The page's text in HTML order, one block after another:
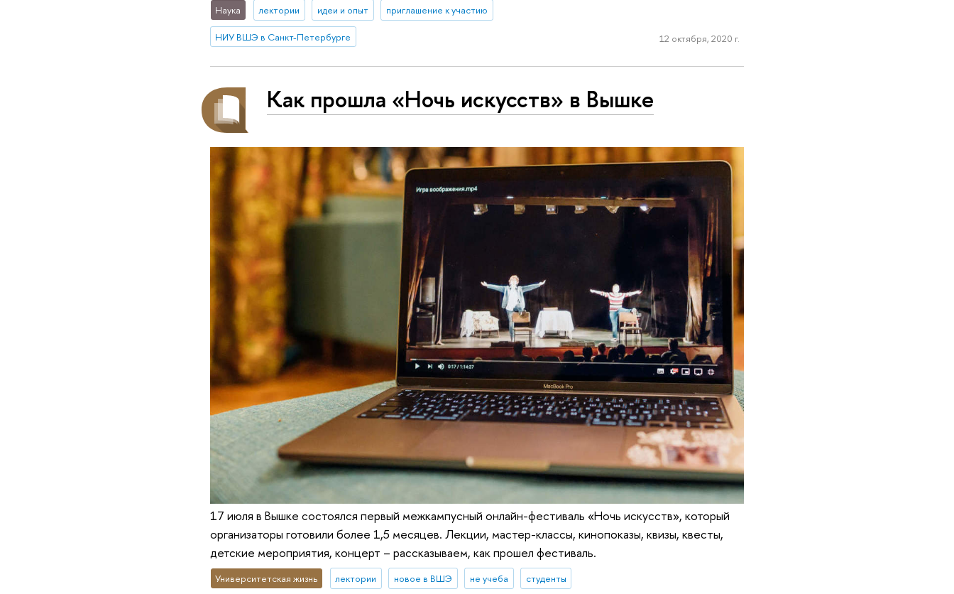
Наука лектории идеи и опыт приглашение к участию
НИУ ВШЭ в Санкт-Петербурге 12 октября, 2020 г.
Как прошла «Ночь искусств» в Вышке
17 июля в Вышке состоялся первый межкампусный онлайн-фестиваль «Ночь искусств», который
организаторы готовили более 1,5 месяцев. Лекции, мастер-классы, кинопоказы, квизы, квесты,
детские мероприятия, концерт – рассказываем, как прошел фестиваль.
Университетская жизнь лектории новое в ВШЭ не учеба студенты